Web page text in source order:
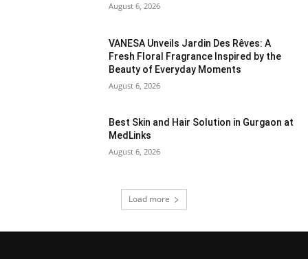
August 6, 2026
VANESA Unveils Jardin Des Rêves: A
Fresh Floral Fragrance Inspired by the
Beauty of Everyday Moments
August 6, 2026
Best Skin and Hair Solution in Gurgaon at
MedLinks
August 6, 2026
Load more